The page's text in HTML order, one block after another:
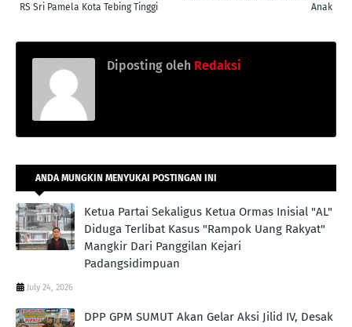
Anak
RS Sri Pamela Kota Tebing Tinggi
Diposting oleh Redaksi
ANDA MUNGKIN MENYUKAI POSTINGAN INI
Ketua Partai Sekaligus Ketua Ormas Inisial "AL"
Diduga Terlibat Kasus "Rampok Uang Rakyat"
Mangkir Dari Panggilan Kejari
Padangsidimpuan
July 24, 2026
DPP GPM SUMUT Akan Gelar Aksi Jilid IV, Desak